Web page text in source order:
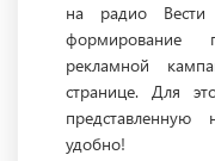
на радио
формирование
рекламной
странице. Для
удобно!